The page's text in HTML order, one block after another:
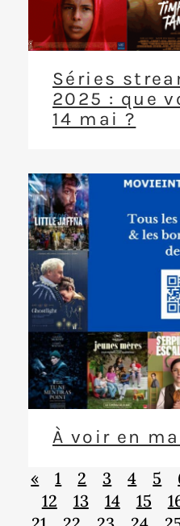
Séries
2025 : que
14 mai ?
À voir en
« 1 2 3 4 5
12
13 14 15